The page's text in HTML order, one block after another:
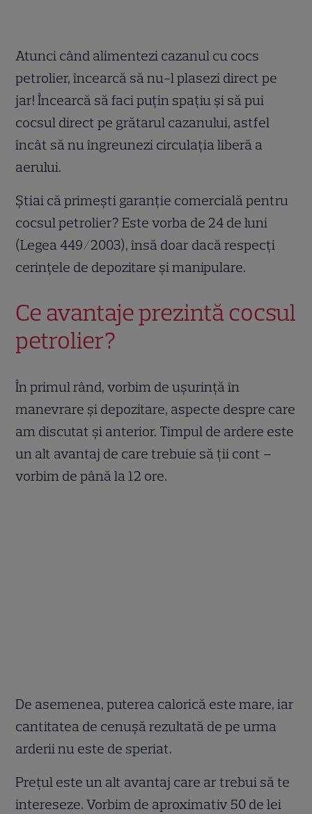
Atunci când alimentezi cazanul cu cocs
petrolier, încearcă să nu-l plasezi direct pe
jar! Încearcă să faci puțin spațiu și să pui
cocsul direct pe grătarul cazanului, astfel
încât să nu îngreunezi circulația liberă a
aerului.
Știai că primești garanție comercială pentru
cocsul petrolier? Este vorba de 24 de luni
(Legea 449/2003), însă doar dacă respecți
cerințele de depozitare și manipulare.
Ce avantaje prezintă cocsul
petrolier?
În primul rând, vorbim de ușurință în
manevrare și depozitare, aspecte despre care
am discutat și anterior. Timpul de ardere este
un alt avantaj de care trebuie să ții cont –
vorbim de până la 12 ore.
De asemenea, puterea calorică este mare, iar
cantitatea de cenușă rezultată de pe urma
arderii nu este de speriat.
Prețul este un alt avantaj care ar trebui să te
intereseze. Vorbim de aproximativ 50 de lei